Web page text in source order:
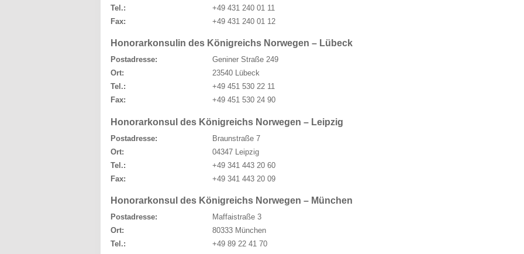
Tel.:
+49 431 240 01 11
Fax:
+49 431 240 01 12
Honorarkonsulin des Königreichs Norwegen – Lübeck
Postadresse:
Geniner Straße 249
Ort:
23540 Lübeck
Tel.:
+49 451 530 22 11
Fax:
+49 451 530 24 90
Honorarkonsul des Königreichs Norwegen – Leipzig
Postadresse:
Braunstraße 7
Ort:
04347 Leipzig
Tel.:
+49 341 443 20 60
Fax:
+49 341 443 20 09
Honorarkonsul des Königreichs Norwegen – München
Postadresse:
Maffaistraße 3
Ort:
80333 München
Tel.:
+49 89 22 41 70